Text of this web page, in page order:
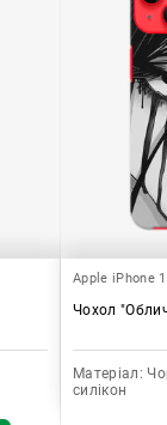
Apple iPhone
Чохол
Матеріал:
силікон